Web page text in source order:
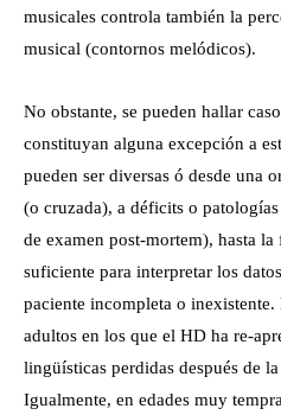
musicales controla también la
musical (contornos melódicos).
No obstante, se pueden hallar
constituyan alguna excepción a
pueden ser diversas ó desde una
(o cruzada), a déficits o
de examen post-mortem), hasta
suficiente para interpretar los
paciente incompleta o inexistente.
adultos en los que el HD ha re-
lingüísticas perdidas después de
Igualmente, en edades muy